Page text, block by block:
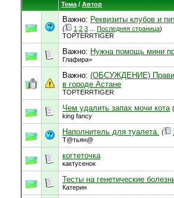
Тема / Автор
Важно: Реквизиты клубов и
( 1 2 3 Последняя страница)
TOPTERRTIGER
Важно: Нужна помощь мини
Глафира=
Важно: (ОБСУЖДЕНИЕ)
в городе Астане
TOPTERRTIGER
Чем удалить запах мочи кота (
king fancy
Наполнитель для туалета. (
Т@тьян@
когтеточка
кактусенок
Тесты на генетические
Катерин